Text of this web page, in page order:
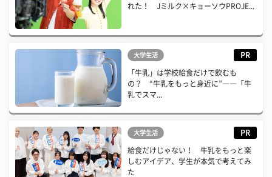
れた！ Jミルク×キョーソウPROJE...
大学生活 PR
「牛乳」は学校給食だけで飲むも
の？ “牛乳をもっと身近に”――「牛
乳でスマ...
大学生活 PR
給食だけじゃない！ 牛乳をもっと楽
しむアイデア、学生が本気で考えてみ
た